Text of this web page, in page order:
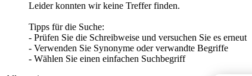
Leider konnten wir keine Treffer finden.
Tipps für die Suche:
- Prüfen Sie die Schreibweise und versuchen Sie es erneut
- Verwenden Sie Synonyme oder verwandte Begriffe
- Wählen Sie einen einfachen Suchbegriff